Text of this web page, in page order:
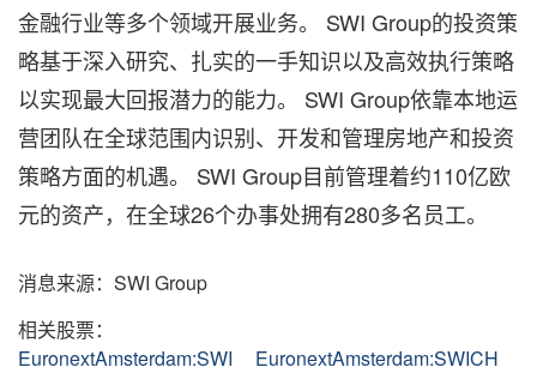
金融行业等多个领域开展业务。 SWI Group的投资策
略基于深入研究、扎实的一手知识以及高效执行策略
以实现最大回报潜力的能力。 SWI Group依靠本地运
营团队在全球范围内识别、开发和管理房地产和投资
策略方面的机遇。 SWI Group目前管理着约110亿欧
元的资产，在全球26个办事处拥有280多名员工。
消息来源：SWI Group
相关股票：
EuronextAmsterdam:SWI
EuronextAmsterdam:SWICH